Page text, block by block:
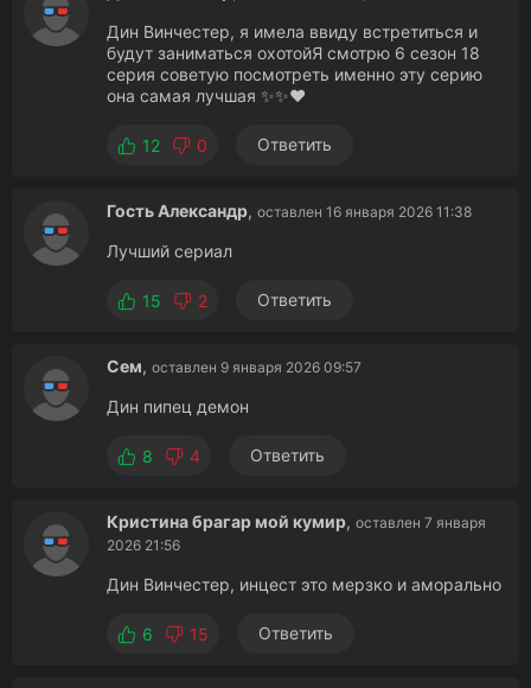
Дин Винчестер, я имела ввиду встретиться и
будут заниматься охотойЯ смотрю 6 сезон 18
серия советую посмотреть именно эту серию
она самая лучшая ✨✨❤️
12 0 Ответить
Гость Александр, оставлен 16 января 2026 11:38
Лучший сериал
15 2 Ответить
Сем, оставлен 9 января 2026 09:57
Дин пипец демон
8 4 Ответить
Кристина брагар мой кумир, оставлен 7 января
2026 21:56
Дин Винчестер, инцест это мерзко и аморально
6 15 Ответить